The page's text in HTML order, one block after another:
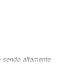
altamente